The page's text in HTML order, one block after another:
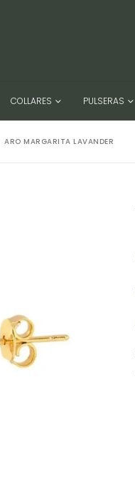
COLLARES PULSERAS
ARO MARGARITA LAVANDER